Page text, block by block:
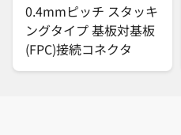
0.4mmピッチ スタッキ
ングタイプ 基板対基板
(FPC)接続コネクタ